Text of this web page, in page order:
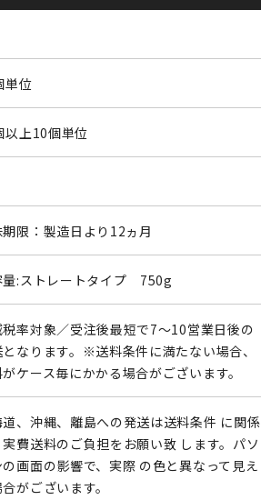
単位
以上10個単位
限：製造日より12ヵ月
量:ストレートタイプ 750g
率対象／受注後最短で7～10営業日後の
なります。※送料条件に満たない場合、
ケース毎にかかる場合がございます。
、沖縄、離島への発送は送料条件 に関係
費送料のご負担をお願い致 します。パソ
画面の影響で、実際 の色と異なって見え
がございます。